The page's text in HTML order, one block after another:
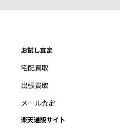
お試し査定
宅配買取
出張買取
メール査定
楽天通販サイト